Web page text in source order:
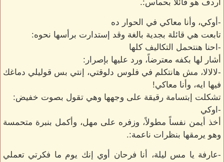
أردف هو قائلاً بحماس:.
-أوكي، وأنا معاكي في الحوار ده
تابعت هي قائلة بجدية بالغة وقد إستدارت برأسها نحوه:
-احنا هنتحمل التكاليف كلها
أشار لها بكفه معترضاً، ورد عليها بإصرار:
-لالالا، مش هانتكلم في فلوس دلوقتي، إنتي بس قوليلي دماغك
فيها ايه، وأنا معاكي!
تشكلت إبتسامة رقيقة على وجهها وهي تقول بصوت خفيض:
-اوكي
أخذ أيمن نفساً مطولاً، وزفره على مهل، وأكمل بنبرة متحمسة
وهو يرمقها بنظرات ناعمة:.
-عارفة يا مس ليلة، أنا فرحان أوي إنك يوم ما فكرتي تعملي